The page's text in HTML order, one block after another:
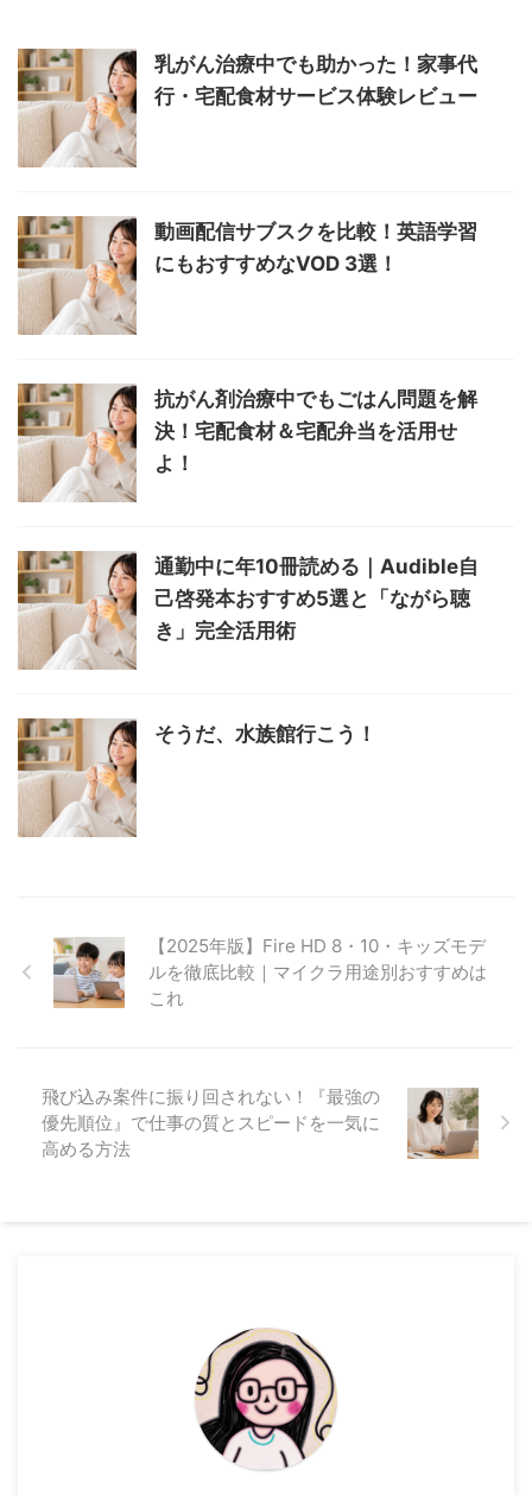
乳がん治療中でも助かった！家事代
行・宅配食材サービス体験レビュー
動画配信サブスクを比較！英語学習
にもおすすめなVOD 3選！
抗がん剤治療中でもごはん問題を解
決！宅配食材＆宅配弁当を活用せ
よ！
通勤中に年10冊読める｜Audible自
己啓発本おすすめ5選と「ながら聴
き」完全活用術
そうだ、水族館行こう！
【2025年版】Fire HD 8・10・キッズモデ
ルを徹底比較｜マイクラ用途別おすすめは
これ
飛び込み案件に振り回されない！『最強の
優先順位』で仕事の質とスピードを一気に
高める方法